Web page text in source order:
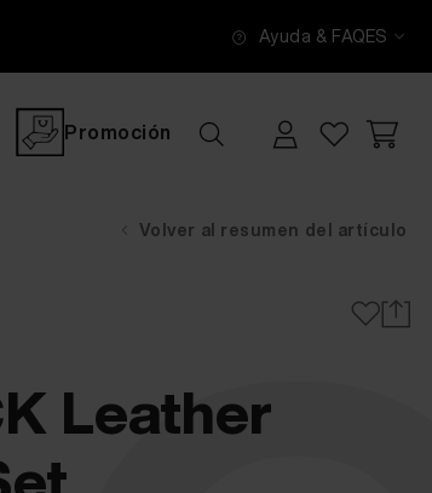
Ayuda & FAQES
Promoción
Volver al resumen del artículo
Leather